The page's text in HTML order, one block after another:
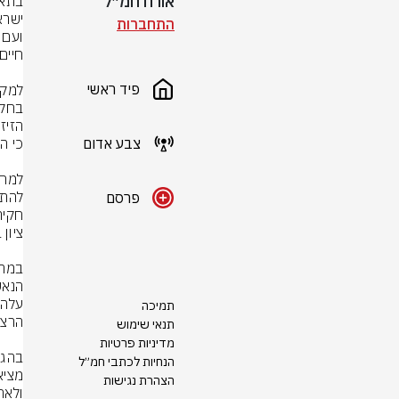
התחברות
פיד ראשי
צבע אדום
פרסם
תמיכה
תנאי שימוש
מדיניות פרטיות
הנחיות לכתבי חמ״ל
הצהרת נגישות